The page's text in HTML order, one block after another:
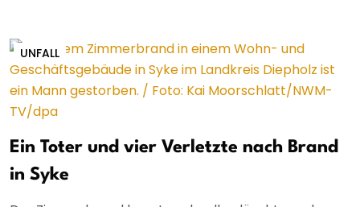
UNFALL
Ein Toter und vier Verletzte nach Brand
in Syke